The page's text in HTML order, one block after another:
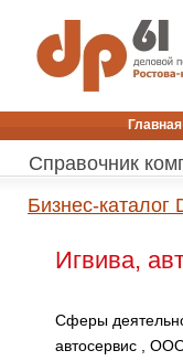
Главная
Справочник
Бизнес-каталог
Игвива,
Сферы
автосервис ,